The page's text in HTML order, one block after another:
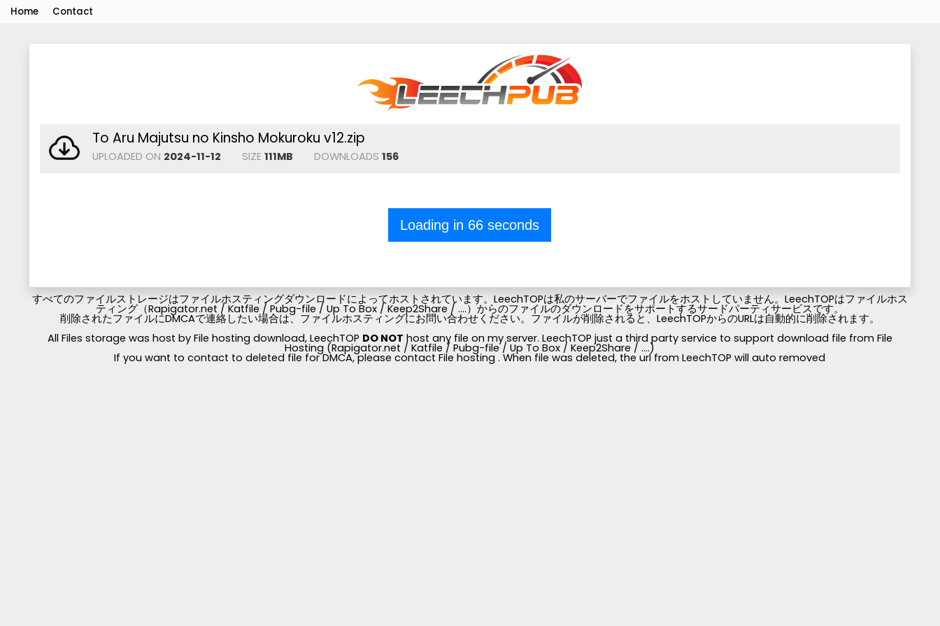
Home Contact
To Aru Majutsu no Kinsho Mokuroku v12.zip
UPLOADED ON 2024-11-12 SIZE 111MB DOWNLOADS 156
Loading in 66 seconds
すべてのファイルストレージはファイルホスティングダウンロードによってホストされています。LeechTOPは私のサーバーでファイルをホストしていません。LeechTOPはファイルホス
ティング（Rapigator.net / Katfile / Pubg-file / Up To Box / Keep2Share / ....）からのファイルのダウンロードをサポートするサードパーティサービスです。
削除されたファイルにDMCAで連絡したい場合は、ファイルホスティングにお問い合わせください。ファイルが削除されると、LeechTOPからのURLは自動的に削除されます。
All Files storage was host by File hosting download, LeechTOP DO NOT host any file on my server. LeechTOP just a third party service to support download file from File
Hosting (Rapigator.net / Katfile / Pubg-file / Up To Box / Keep2Share / ....)
If you want to contact to deleted file for DMCA, please contact File hosting . When file was deleted, the url from LeechTOP will auto removed